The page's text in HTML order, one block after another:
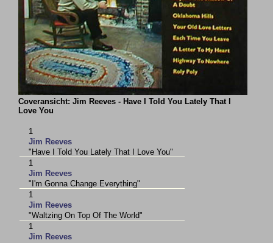
Coveransicht: Jim Reeves - Have I Told You Lately That I
Love You
1
Jim Reeves
"Have I Told You Lately That I Love You"
1
Jim Reeves
"I'm Gonna Change Everything"
1
Jim Reeves
"Waltzing On Top Of The World"
1
Jim Reeves